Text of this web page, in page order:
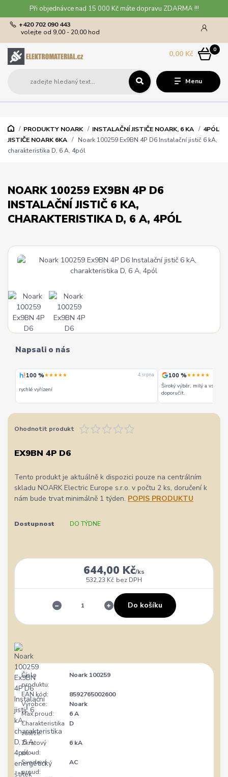
Při objednávce nad 15 000 Kč máte dopravu ZDARMA !!!
Menu
+420 702 090 443
volejte od 9,00 - 20,00 hod
0
0,00 Kč
PRODUKTY NOARK INSTALAČNÍ JISTIČE NOARK, 6 KA
4PÓL
JISTIČE NOARK 6KA
Noark 100259 Ex9BN 4P D6 Instalační jistič 6 kA,
charakteristika D, 6 A, 4pól
NOARK 100259 EX9BN 4P D6
INSTALAČNÍ JISTIČ 6 KA,
CHARAKTERISTIKA D, 6 A, 4PÓL
Napsali o nás
100 %★★★★★ 4. srpna
rychlé vyřízení
100 %★★★★★
Široký výběr, milý a
doporučit.
Ohodnotit produkt
EX9BN 4P D6
Tento produkt je aktuálně k dispozici pouze na centrálním
skladu NOARK Electric Europe s.r.o. v počtu 2 ks, doručení k
nám bude trvat minimálně 1 týden. POPIS PRODUKTU
Dostupnost DO TÝDNE
644,00 Kč/ks
532,23 Kč bez DPH
Do košíku
Číslo
produktu:
Noark 100259
EAN kód:
8592765002600
Výrobce:
Noark
Max.proud:
6 A
Charakteristika
zátěže:
D
Zkratový
proud:
6 kA
Svodový
proud:
AC